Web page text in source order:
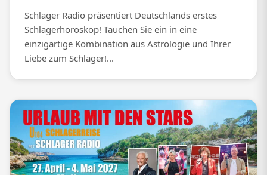
Schlager Radio präsentiert Deutschlands erstes
Schlagerhoroskop! Tauchen Sie ein in eine
einzigartige Kombination aus Astrologie und Ihrer
Liebe zum Schlager!...